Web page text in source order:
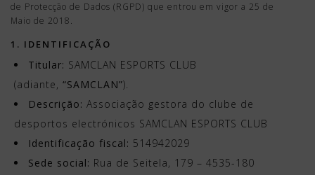
de Protecção de Dados (RGPD) que entrou em vigor a 25 de
Maio de 2018.
1. IDENTIFICAÇÃO
Titular: SAMCLAN ESPORTS CLUB
(adiante, “SAMCLAN”).
Descrição: Associação gestora do clube de
desportos electrónicos SAMCLAN ESPORTS CLUB
Identificação fiscal: 514942029
Sede social: Rua de Seitela, 179 – 4535-180